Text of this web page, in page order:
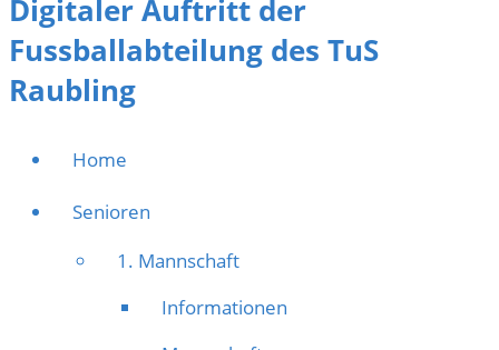
Digitaler Auftritt der
Fussballabteilung des TuS
Raubling
Home
Senioren
1. Mannschaft
Informationen